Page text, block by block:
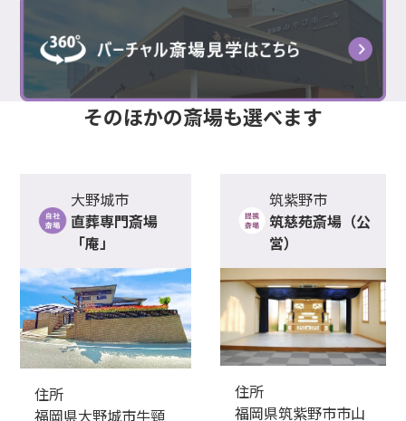
そのほかの斎場も選べます
大野城市
直葬専門斎場
「庵」
住所
福岡県大野城市牛頸
筑紫野市
筑慈苑斎場（公
営）
住所
福岡県筑紫野市市山